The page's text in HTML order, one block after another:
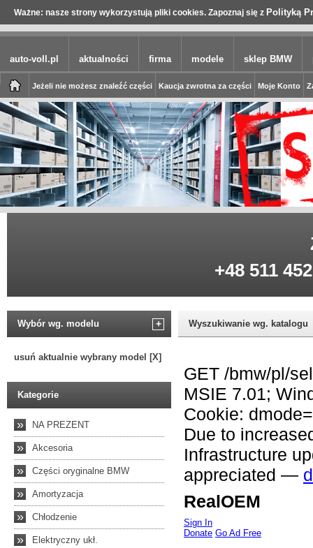
Ważne: nasze strony wykorzystują pliki cookies. Zapoznaj się z Polityką
auto-voll.pl aktualności firma modele sklep BMW
Jeżeli nie możesz znaleźć części Kaucja zwrotna za części Moje Konto
+48 511
Wybór wg. modelu +
usuń aktualnie wybrany model [X]
Kategorie
» NA PREZENT
» Akcesoria
» Części oryginalne BMW
» Amortyzacja
» Chłodzenie
» Elektryczny ukł.
Wyszukiwanie wg. katalogu